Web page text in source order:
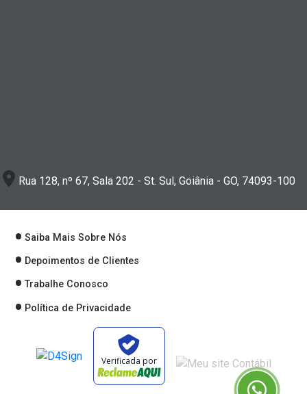
Rua 128, nº 67, Sala 202 - St. Sul, Goiânia - GO, 74093-100
Saiba Mais Sobre Nós
Depoimentos de Clientes
Trabalhe Conosco
Política de Privacidade
Verificada por